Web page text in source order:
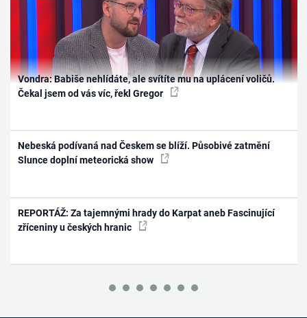
Vondra: Babiše nehlídáte, ale svítíte mu na uplácení voličů.
Čekal jsem od vás víc, řekl Gregor
Nebeská podívaná nad Českem se blíží. Působivé zatmění
Slunce doplní meteorická show
REPORTÁŽ: Za tajemnými hrady do Karpat aneb Fascinující
zříceniny u českých hranic